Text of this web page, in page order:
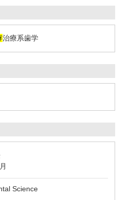
治療系歯学
Science